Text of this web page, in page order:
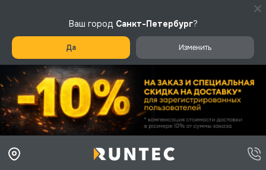
Ваш город Санкт-Петербург?
Да Изменить